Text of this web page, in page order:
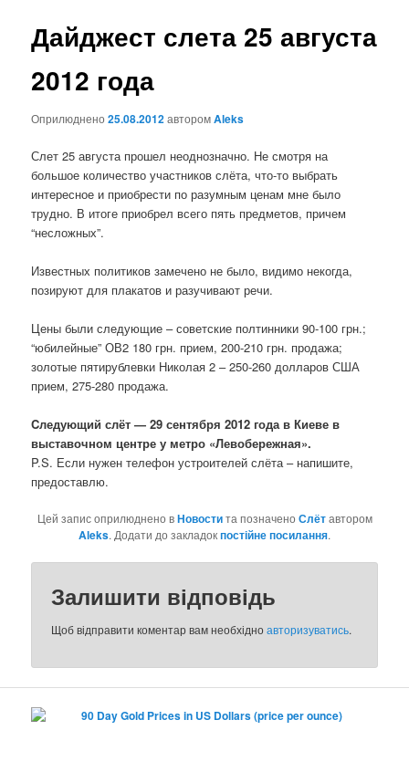
Дайджест слета 25 августа
2012 года
Оприлюднено25.08.2012авторомAleks
Слет 25 августа прошел неоднозначно. Не смотря на
большое количество участников слёта, что-то выбрать
интересное и приобрести по разумным ценам мне было
трудно. В итоге приобрел всего пять предметов, причем
“несложных”.
Известных политиков замечено не было, видимо некогда,
позируют для плакатов и разучивают речи.
Цены были следующие – советские полтинники 90-100 грн.;
“юбилейные” ОВ2 180 грн. прием, 200-210 грн. продажа;
золотые пятирублевки Николая 2 – 250-260 долларов США
прием, 275-280 продажа.
Cледующий слёт — 29 сентября 2012 года в Киеве в
выставочном центре у метро «Левобережная».
P.S. Если нужен телефон устроителей слёта – напишите,
предоставлю.
Цей запис оприлюднено вНовостита позначено Слётавтором
Aleks. Додати до закладокпостійне посилання.
Залишити відповідь
Щоб відправити коментар вам необхідноавторизуватись.